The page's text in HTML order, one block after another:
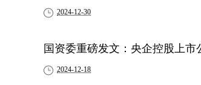
2024-12-30
国资委重磅发文：央企控股上
2024-12-18